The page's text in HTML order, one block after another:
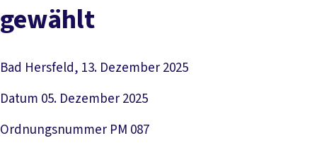
gewählt
Bad Hersfeld, 13. Dezember 2025
Datum 05. Dezember 2025
Ordnungsnummer PM 087